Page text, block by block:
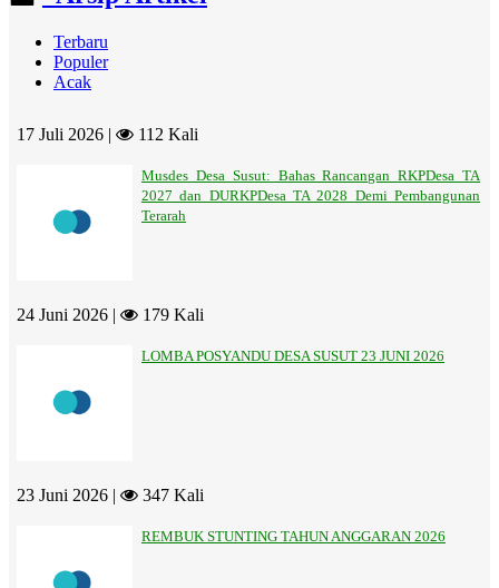
Terbaru
Populer
Acak
17 Juli 2026 | 112 Kali
Musdes Desa Susut: Bahas Rancangan RKPDesa TA
2027 dan DURKPDesa TA 2028 Demi Pembangunan
Terarah
24 Juni 2026 | 179 Kali
LOMBA POSYANDU DESA SUSUT 23 JUNI 2026
23 Juni 2026 | 347 Kali
REMBUK STUNTING TAHUN ANGGARAN 2026